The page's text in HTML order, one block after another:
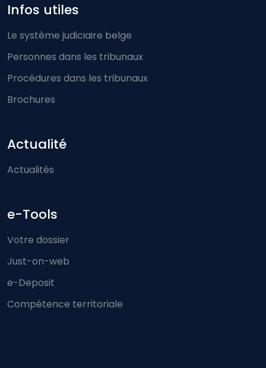
Infos utiles
Le système judiciaire belge
Personnes dans les tribunaux
Procédures dans les tribunaux
Brochures
Actualité
Actualités
e-Tools
Votre dossier
Just-on-web
e-Deposit
Compétence territoriale